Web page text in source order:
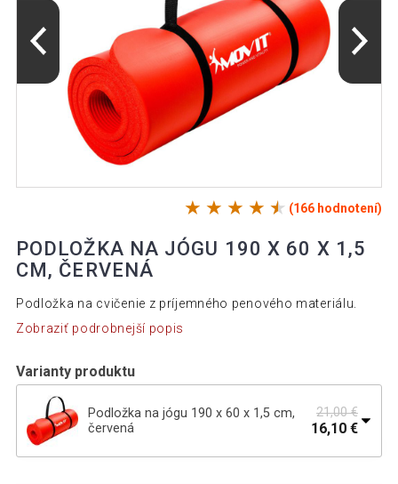
(166 hodnotení)
PODLOŽKA NA JÓGU 190 X 60 X 1,5
CM, ČERVENÁ
Podložka na cvičenie z príjemného penového materiálu.
Zobraziť podrobnejší popis
Varianty produktu
Podložka na jógu 190 x 60 x 1,5 cm,
červená
21,00 €
16,10 €